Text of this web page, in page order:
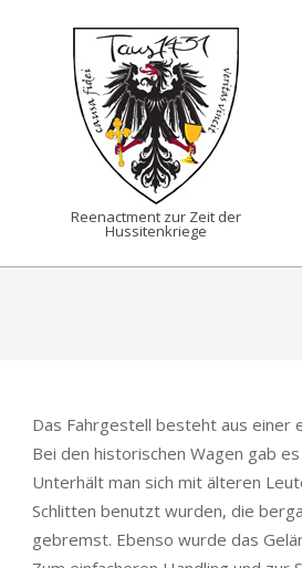
TAUS1431
Reenactment zur Zeit der
Hussitenkriege
Das Fahrgestell besteht aus einer
Bei den historischen Wagen gab
Unterhält man sich mit älteren
Schlitten benutzt wurden, die
gebremst. Ebenso wurde das